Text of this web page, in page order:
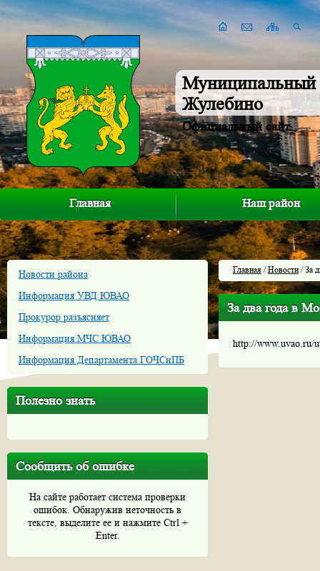
Муниципальный
Жулебино
Официальный сайт
Главная Наш район
Новости района
Информация УВД ЮВАО
Прокурор разъясняет
Информация МЧС ЮВАО
Информация Департамента ГОЧСиПБ
Полезно знать
Сообщить об ошибке
На сайте работает система проверки
ошибок. Обнаружив неточность в
тексте, выделите ее и нажмите Ctrl +
Enter.
Главная /Новости/ За
За два года в
http://www.uvao.ru/